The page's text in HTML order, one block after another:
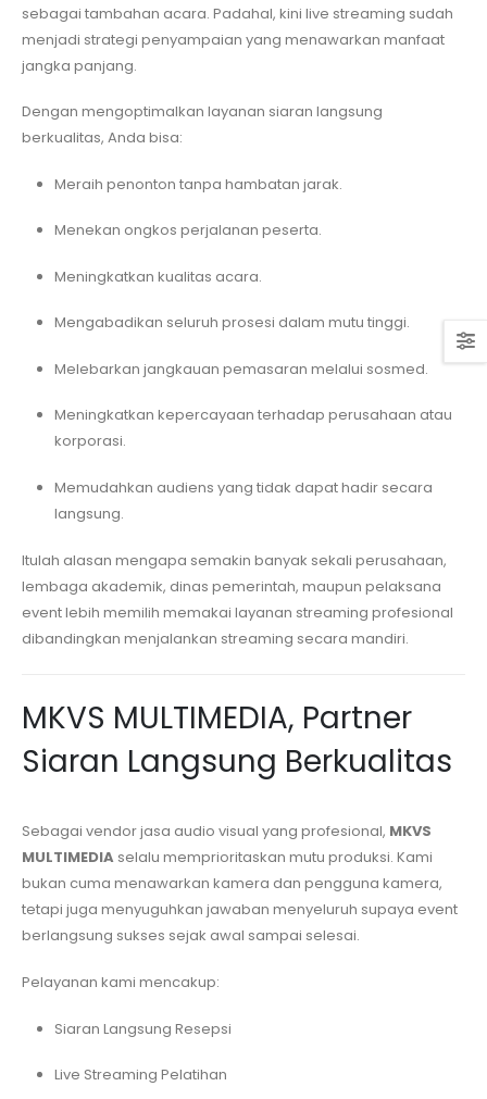
sebagai tambahan acara. Padahal, kini live streaming sudah
menjadi strategi penyampaian yang menawarkan manfaat
jangka panjang.
Dengan mengoptimalkan layanan siaran langsung
berkualitas, Anda bisa:
Meraih penonton tanpa hambatan jarak.
Menekan ongkos perjalanan peserta.
Meningkatkan kualitas acara.
Mengabadikan seluruh prosesi dalam mutu tinggi.
Melebarkan jangkauan pemasaran melalui sosmed.
Meningkatkan kepercayaan terhadap perusahaan atau
korporasi.
Memudahkan audiens yang tidak dapat hadir secara
langsung.
Itulah alasan mengapa semakin banyak sekali perusahaan,
lembaga akademik, dinas pemerintah, maupun pelaksana
event lebih memilih memakai layanan streaming profesional
dibandingkan menjalankan streaming secara mandiri.
MKVS MULTIMEDIA, Partner
Siaran Langsung Berkualitas
Sebagai vendor jasa audio visual yang profesional, MKVS
MULTIMEDIA selalu memprioritaskan mutu produksi. Kami
bukan cuma menawarkan kamera dan pengguna kamera,
tetapi juga menyuguhkan jawaban menyeluruh supaya event
berlangsung sukses sejak awal sampai selesai.
Pelayanan kami mencakup:
Siaran Langsung Resepsi
Live Streaming Pelatihan